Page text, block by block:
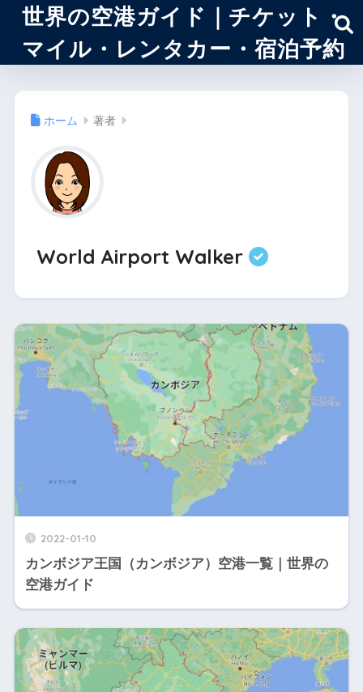
世界の空港ガイド｜チケット・
マイル・レンタカー・宿泊予約
ホーム 著者
World Airport Walker
2022-01-10
カンボジア王国（カンボジア）空港一覧｜世界の
空港ガイド